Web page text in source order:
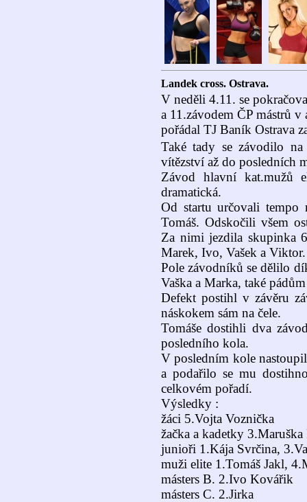
Landek cross. Ostrava.
V neděli 4.11. se
a 11.závodem ČP mástrů
pořádal TJ Baník Ostrava
Také tady se závodilo
vítězství až do posledních
Závod hlavní kat.mužů
dramatická.
Od startu určovali
Tomáš. Odskočili všem
Za nimi jezdila skupinka
Marek, Ivo, Vašek a Viktor.
Pole závodníků se dělilo
Vaška a Marka, také
Defekt postihl v závěru
náskokem sám na čele.
Tomáše dostihli dva
posledního kola.
V posledním kole
a podařilo se mu
celkovém pořadí.
Výsledky :
žáci 5.Vojta Voznička
žačka a kadetky 3.Maruška
junioři 1.Kája Svrčina,
muži elite 1.Tomáš Jakl,
másters B. 2.Ivo Kovářik
másters C. 2.Jirka